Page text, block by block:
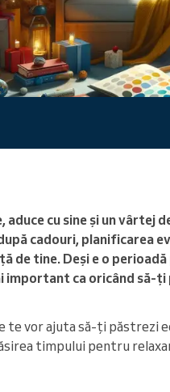
cu sine și un vârtej
cadouri, planificarea
de tine. Deși e o perioadă
ca oricând să-ți
te vor ajuta să-ți păstrezi
timpului pentru